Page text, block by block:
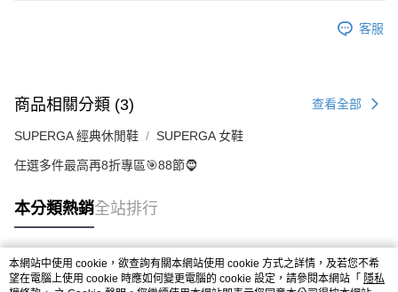
客服
商品相關分類 (3) 查看全部
SUPERGA 經典休閒鞋 SUPERGA 女鞋
任選多件最高再8折專區🎯88節🧔
本分類熱銷全站排行
熱門標籤
本網站中使用 cookie，欲查詢有關本網站使用 cookie 方式之詳情，及若您不希
望在電腦上使用 cookie 時應如何變更電腦的 cookie 設定，請參閱本網站「 隱私